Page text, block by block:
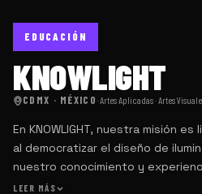
EDUCACIÓN
KNOWLIGHT
CDMX · MÉXICO·Artes Aplicadas · Artes
En KNOWLIGHT, nuestra misión
al democratizar el diseño de
nuestro conocimiento y
esta disciplina, permitiendo a
LEER MÁS